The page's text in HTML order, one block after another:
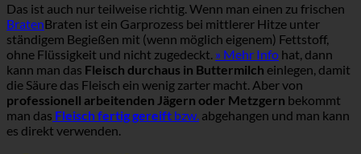
Das ist auch nur teilweise richtig. Wenn man einen zu frischen
BratenBraten ist ein Garprozess bei mittlerer Hitze unter
ständigem Begießen mit (wenn möglich eigenem) Fettstoff,
ohne Flüssigkeit und nicht zugedeckt. » Mehr Info hat, dann
kann man das Fleisch durchaus in Buttermilch einlegen, damit
die Säure das Fleisch ein wenig zarter macht. Aber von
professionell arbeitenden Jägern oder Metzgern bekommt
man das Fleisch fertig gereift bzw. abgehangen und man kann
es direkt verwenden.